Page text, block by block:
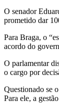
O senador
prometido dar
Para Braga, o
acordo do
O parlamentar
o cargo por
Questionado se
Para ele, a